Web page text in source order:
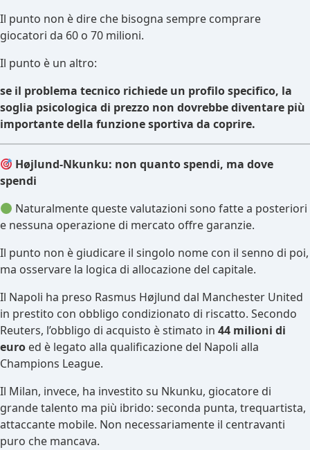
Il punto non è dire che bisogna sempre comprare
giocatori da 60 o 70 milioni.
Il punto è un altro:
se il problema tecnico richiede un profilo specifico, la
soglia psicologica di prezzo non dovrebbe diventare più
importante della funzione sportiva da coprire.
Højlund-Nkunku: non quanto spendi, ma dove
spendi
Naturalmente queste valutazioni sono fatte a posteriori
e nessuna operazione di mercato offre garanzie.
Il punto non è giudicare il singolo nome con il senno di poi,
ma osservare la logica di allocazione del capitale.
Il Napoli ha preso Rasmus Højlund dal Manchester United
in prestito con obbligo condizionato di riscatto. Secondo
Reuters, l’obbligo di acquisto è stimato in 44 milioni di
euro ed è legato alla qualificazione del Napoli alla
Champions League.
Il Milan, invece, ha investito su Nkunku, giocatore di
grande talento ma più ibrido: seconda punta, trequartista,
attaccante mobile. Non necessariamente il centravanti
puro che mancava.